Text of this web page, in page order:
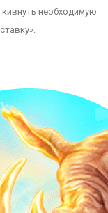
необходимую